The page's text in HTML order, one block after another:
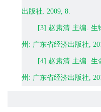
出版社. 2009, 8.
[3] 赵肃清 主编 . 生
州 : 广东省经济出版社,
[4] 赵肃清 主编 . 生
州 : 广东省经济出版社,